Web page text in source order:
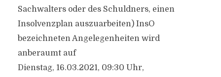
Sachwalters oder des Schuldners, einen
Insolvenzplan auszuarbeiten) InsO
bezeichneten Angelegenheiten wird
anberaumt auf
Dienstag, 16.03.2021, 09:30 Uhr,